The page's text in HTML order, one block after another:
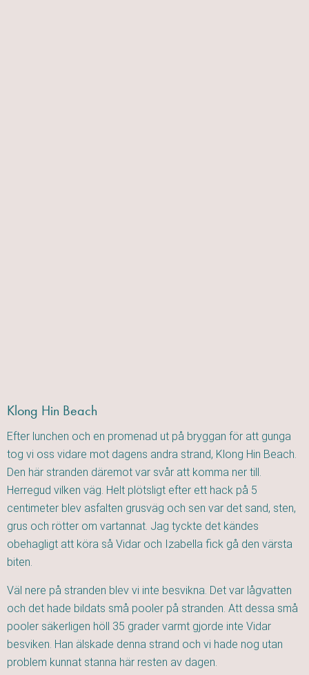
Klong Hin Beach
Efter lunchen och en promenad ut på bryggan för att gunga
tog vi oss vidare mot dagens andra strand, Klong Hin Beach.
Den här stranden däremot var svår att komma ner till.
Herregud vilken väg. Helt plötsligt efter ett hack på 5
centimeter blev asfalten grusväg och sen var det sand, sten,
grus och rötter om vartannat. Jag tyckte det kändes
obehagligt att köra så Vidar och Izabella fick gå den värsta
biten.
Väl nere på stranden blev vi inte besvikna. Det var lågvatten
och det hade bildats små pooler på stranden. Att dessa små
pooler säkerligen höll 35 grader varmt gjorde inte Vidar
besviken. Han älskade denna strand och vi hade nog utan
problem kunnat stanna här resten av dagen.